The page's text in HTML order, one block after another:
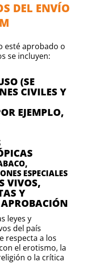
DEL ENVÍO
esté aprobado o
se incluyen:
(SE
CIVILES Y
EJEMPLO,
ESPECIALES
VIVOS,
Y
leyes y
del país
respecta a los
el erotismo, la
o la crítica